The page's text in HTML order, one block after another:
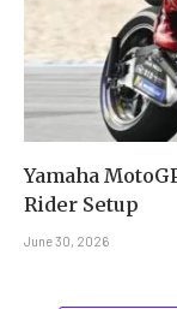
Yamaha
Rider Setup
June 30, 2026